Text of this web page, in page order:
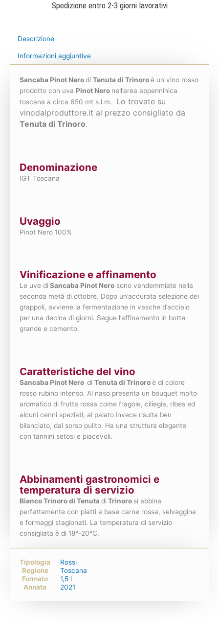
Spedizione entro 2-3 giorni lavorativi
Descrizione
Informazioni aggiuntive
Sancaba Pinot Nerodi Tenuta di Trinoroè un vino rosso
prodotto con uva Pinot Nero nell’area appenninica
toscana a circa 650 mt s.l.m.
Lo trovate su
vinodalproduttore.it al prezzo consigliato da
Tenuta di Trinoro.
Denominazione
IGT Toscana
Uvaggio
Pinot Nero 100%
Vinificazione e affinamento
Le uve diSancaba Pinot Nero sono vendemmiate nella
seconda metà di ottobre. Dopo un’accurata selezione dei
grappoli, avviene la fermentazione in vasche d’acciaio
per una decina di giorni. Segue l’affinamento in botte
grande e cemento.
Caratteristiche del vino
Sancaba Pinot Nero di Tenuta di Trinoroè di colore
rosso rubino intenso. Al naso presenta un bouquet molto
aromatico di frutta rossa come fragole, ciliegia, ribes ed
alcuni cenni speziati; al palato invece risulta ben
bilanciato, dal sorso pulito. Ha una struttura elegante
con tannini setosi e piacevoli.
Abbinamenti gastronomici e
temperatura di servizio
Bianco Trinoro di Tenuta diTrinoro si abbina
perfettamente con piatti a base carne rossa, selvaggina
e formaggi stagionati. La temperatura di servizio
consigliata è di 18°-20°C.
Tipologia
Rossi
Regione
Toscana
Formato
1,5 l
Annata
2021